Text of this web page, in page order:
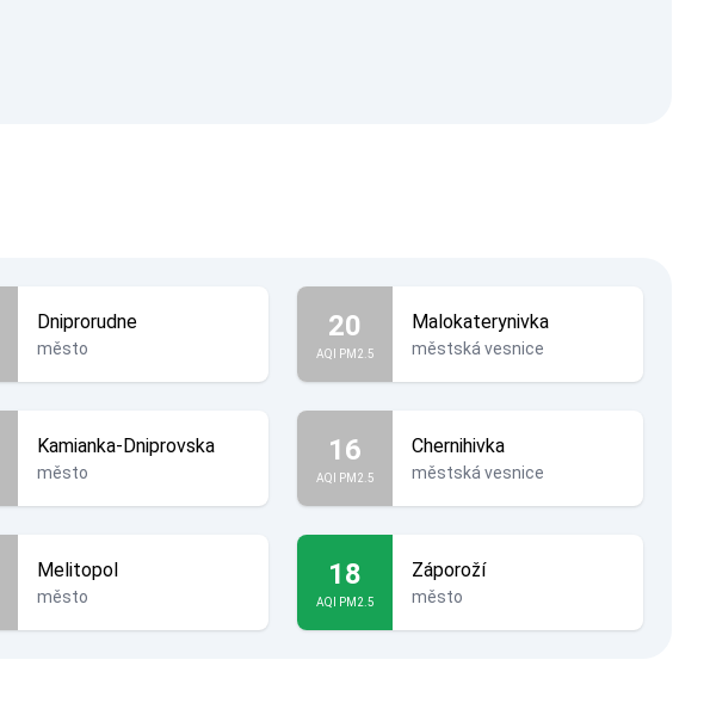
Dniprorudne
město
20
AQI PM2.5
Malokaterynivka
městská vesnice
Kamianka-Dniprovska
město
16
AQI PM2.5
Chernihivka
městská vesnice
Melitopol
město
18
AQI PM2.5
Záporoží
město